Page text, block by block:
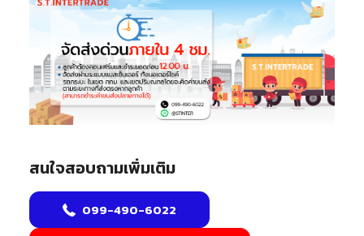
สนใจสอบถามเพิ่มเติม
099-490-6022